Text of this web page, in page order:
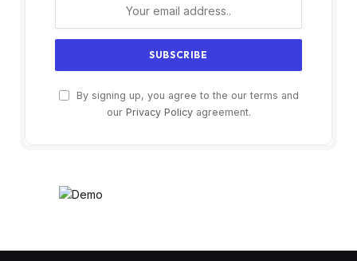
By signing up, you agree to the our terms and
our Privacy Policyagreement.